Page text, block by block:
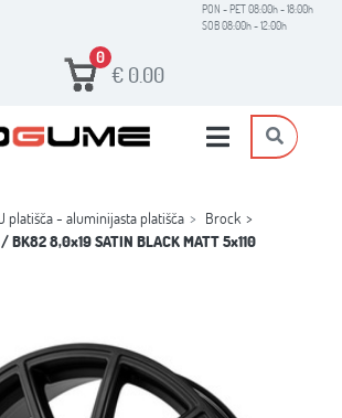
PON - PET 08:00h - 18:00h
SOB 08:00h - 12:00h
0
€ 0.00
platišča - aluminijasta platišča
Brock
BK82 8,0x19 SATIN BLACK MATT 5x110